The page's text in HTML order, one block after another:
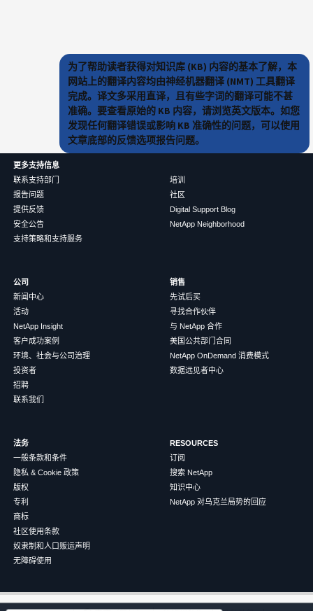
为了帮助读者获得对知识库 (KB) 内容的基本了解，本
网站上的翻译内容均由神经机器翻译 (NMT) 工具翻译
完成。译文多采用直译，且有些字词的翻译可能不甚
准确。要查看原始的 KB 内容，请浏览英文版本。如您
发现任何翻译错误或影响 KB 准确性的问题，可以使用
文章底部的反馈选项报告问题。
更多支持信息
联系支持部门
报告问题
提供反馈
安全公告
支持策略和支持服务
培训
社区
Digital Support Blog
NetApp Neighborhood
公司
新闻中心
活动
NetApp Insight
客户成功案例
环境、社会与公司治理
投资者
招聘
联系我们
销售
先试后买
寻找合作伙伴
与 NetApp 合作
美国公共部门合同
NetApp OnDemand 消费模式
数据远见者中心
法务
一般条款和条件
隐私 & Cookie 政策
版权
专利
商标
社区使用条款
奴隶制和人口贩运声明
无障碍使用
RESOURCES
订阅
搜索 NetApp
知识中心
NetApp 对乌克兰局势的回应